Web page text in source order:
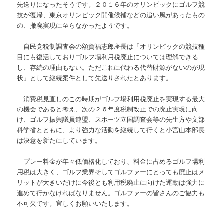
先送りになったそうです。２０１６年のオリンピックにゴルフ競
技が復帰、東京オリンピック開催候補などの追い風があったもの
の、撤廃実現に至らなかったようです。
自民党税制調査会の額賀福志郎座長は「オリンピックの競技種
目にも復活しておりゴルフ場利用税廃止については理解できる
し、存続の理由もない。ただこれに代わる代替財源がないのが現
状」として継続案件として先送りされたとあります。
消費税見直しのこの時期がゴルフ場利用税廃止を実現する最大
の機会であると考え、次の２６年度税制改正での廃止実現に向
け、ゴルフ振興議員連盟、スポーツ立国調査会等の先生方や文部
科学省とともに、より強力な活動を継続して行くと小宮山本部長
は決意を新たにしています。
プレー料金が年々低価格化しており、料金に占めるゴルフ場利
用税は大きく、ゴルフ業界そしてゴルファーにとっても廃止はメ
リットが大きいだけに今後とも利用税廃止に向けた運動は強力に
進めて行かなければなりません。ゴルファーの皆さんのご協力も
不可欠です。宜しくお願いいたします。